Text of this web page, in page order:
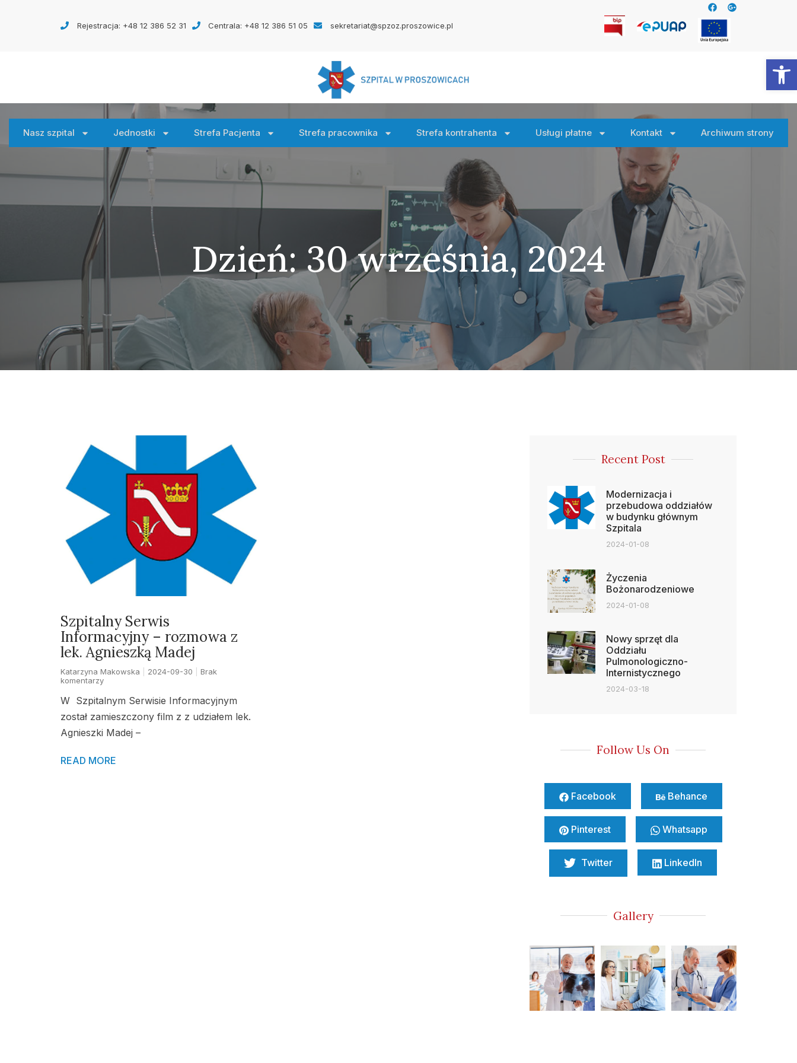
Rejestracja: +48 12 386 52 31 Centrala: +48 12 386 51 05 sekretariat@spzoz.proszowice.pl
Nasz szpital Jednostki Strefa Pacjenta Strefa pracownika Strefa kontrahenta Usługi płatne Kontakt Archiwum strony
Dzień: 30 września, 2024
Szpitalny Serwis
Informacyjny – rozmowa z
lek. Agnieszką Madej
Katarzyna Makowska 2024-09-30
Brak
komentarzy
W Szpitalnym Serwisie Informacyjnym
został zamieszczony film z z udziałem lek.
Agnieszki Madej –
READ MORE
Recent Post
Modernizacja i
przebudowa oddziałów
w budynku głównym
Szpitala
2024-01-08
Życzenia
Bożonarodzeniowe
2024-01-08
Nowy sprzęt dla
Oddziału
Pulmonologiczno-
Internistycznego
2024-03-18
Follow Us On
Facebook Behance
Pinterest Whatsapp
Twitter LinkedIn
Gallery